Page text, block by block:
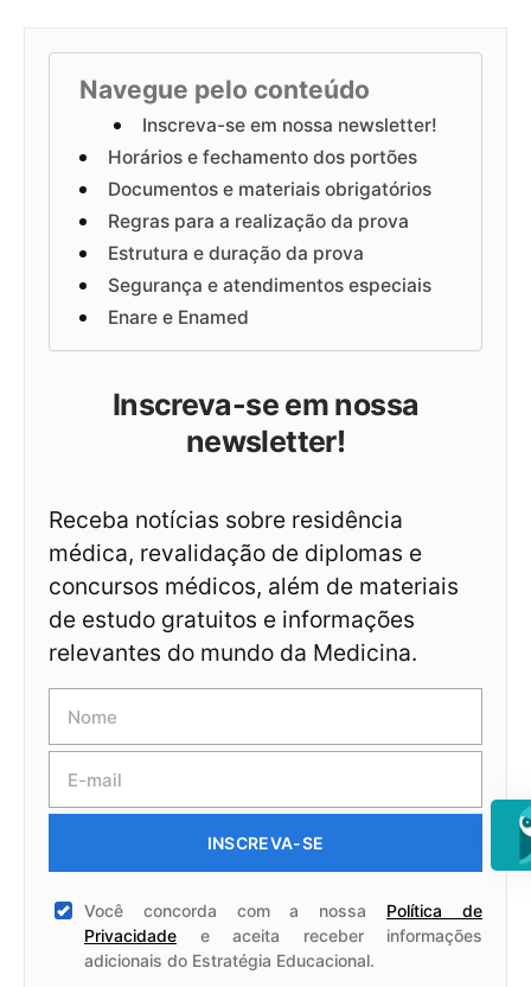
Navegue pelo conteúdo
Inscreva-se em nossa newsletter!
Horários e fechamento dos portões
Documentos e materiais obrigatórios
Regras para a realização da prova
Estrutura e duração da prova
Segurança e atendimentos especiais
Enare e Enamed
Inscreva-se em nossa
newsletter!
Receba notícias sobre residência
médica, revalidação de diplomas e
concursos médicos, além de materiais
de estudo gratuitos e informações
relevantes do mundo da Medicina.
INSCREVA-SE
Você concorda com a nossa Política de
Privacidade e aceita receber informações
adicionais do Estratégia Educacional.